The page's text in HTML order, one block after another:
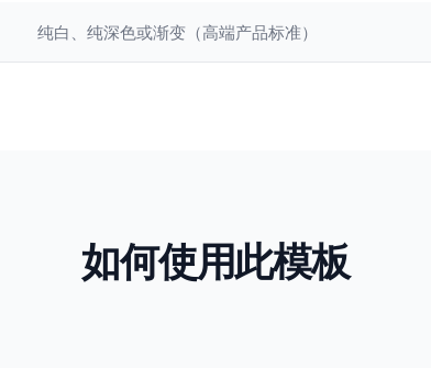
纯白、纯深色或渐变（高端产品标准）
如何使用此模板